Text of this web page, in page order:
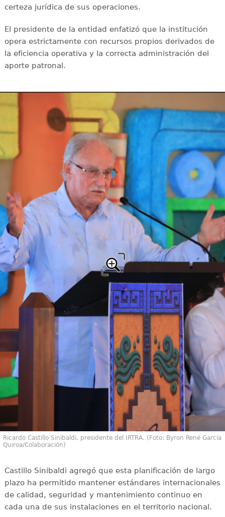
certeza jurídica de sus operaciones.
El presidente de la entidad enfatizó que la institución
opera estrictamente con recursos propios derivados de
la eficiencia operativa y la correcta administración del
aporte patronal.
Ricardo Castillo Sinibaldi, presidente del IRTRA. (Foto: Byron René García
Quiroa/Colaboración)
Castillo Sinibaldi agregó que esta planificación de largo
plazo ha permitido mantener estándares internacionales
de calidad, seguridad y mantenimiento continuo en
cada una de sus instalaciones en el territorio nacional.